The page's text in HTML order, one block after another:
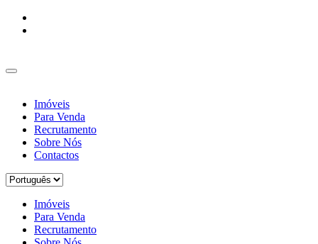
Imóveis
Para Venda
Recrutamento
Sobre Nós
Contactos
Imóveis
Para Venda
Recrutamento